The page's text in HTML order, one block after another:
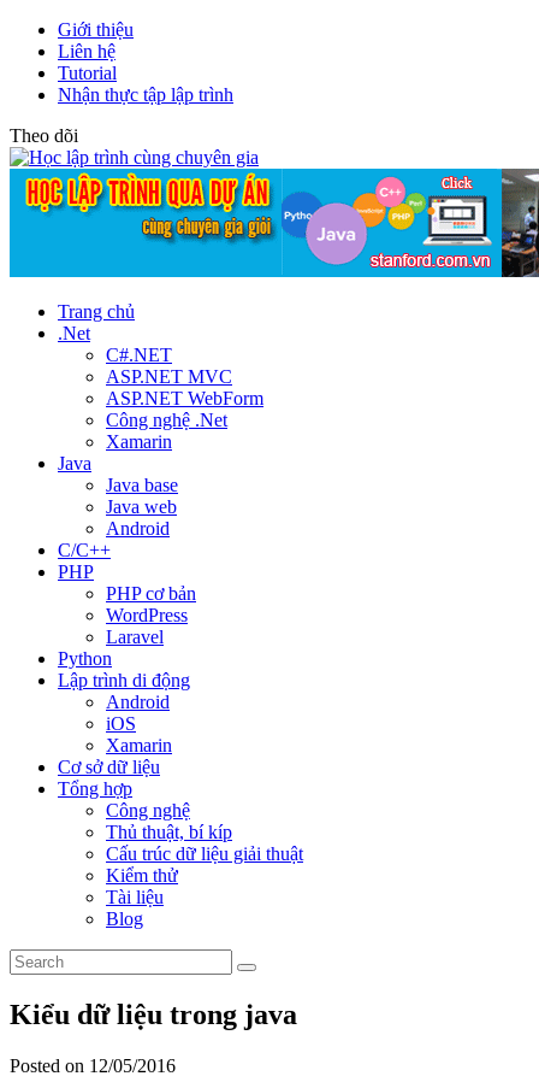
Giới thiệu
Liên hệ
Tutorial
Nhận thực tập lập trình
Theo dõi
Trang chủ
.Net
C#.NET
ASP.NET MVC
ASP.NET WebForm
Công nghệ .Net
Xamarin
Java
Java base
Java web
Android
C/C++
PHP
PHP cơ bản
WordPress
Laravel
Python
Lập trình di động
Android
iOS
Xamarin
Cơ sở dữ liệu
Tổng hợp
Công nghệ
Thủ thuật, bí kíp
Cấu trúc dữ liệu giải thuật
Kiểm thử
Tài liệu
Blog
Kiểu dữ liệu trong java
Posted on 12/05/2016